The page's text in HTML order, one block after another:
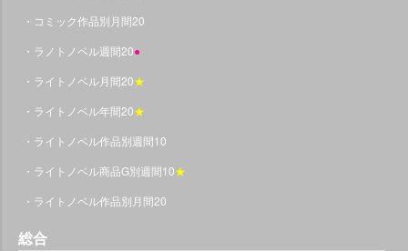
・コミック作品別月間20
・ラノトノベル週間20●
・ライトノベル月間20★
・ライトノベル年間20★
・ライトノベル作品別週間10
・ライトノベル商品G別週間10★
・ライトノベル作品別月間20
総合